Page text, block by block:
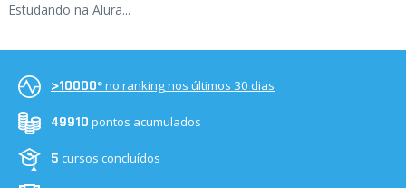
Estudando na Alura...
>10000ºno ranking nos últimos 30 dias
49910 pontos acumulados
5 cursos concluídos